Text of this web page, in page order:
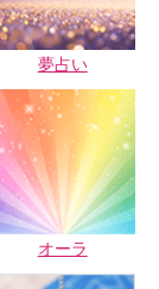
夢占い
オーラ